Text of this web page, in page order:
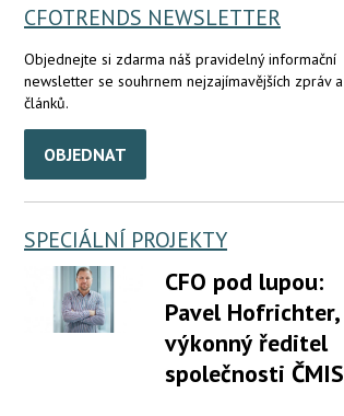
CFOTRENDS NEWSLETTER
Objednejte si zdarma náš pravidelný informační
newsletter se souhrnem nejzajímavějších zpráv a
článků.
OBJEDNAT
SPECIÁLNÍ PROJEKTY
CFO pod lupou:
Pavel Hofrichter,
výkonný ředitel
společnosti ČMIS